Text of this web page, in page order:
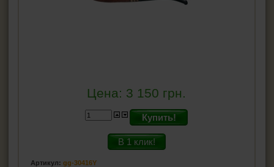
Цена: 3 150 грн.
Купить!
В 1 клик!
Артикул: gg-30416Y